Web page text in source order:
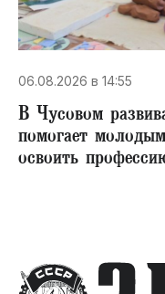
06.08.2026 в 14:55
В Чусовом
помогает
освоить